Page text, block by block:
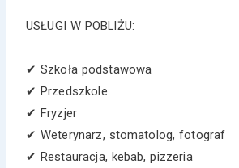
USŁUGI W POBLIŻU:
✔ Szkoła podstawowa
✔ Przedszkole
✔ Fryzjer
✔ Weterynarz, stomatolog, fotograf
✔ Restauracja, kebab, pizzeria